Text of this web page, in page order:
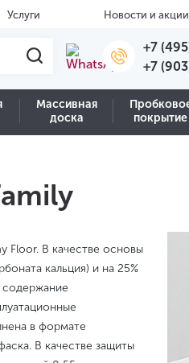
Услуги Новости и акции
+7
+7
Массивная
доска
покрытие
Floor. В качестве основы
кальция) и на 25%
в формате
В качестве защиты